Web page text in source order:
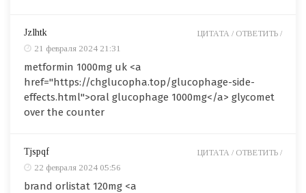
Jzlhtk
21 февраля 2024 21:31
metformin 1000mg uk <a
href="https://chglucopha.top/glucophage-side-
effects.html">oral glucophage 1000mg</a> glycomet
over the counter
ЦИТАТА / ОТВЕТИТЬ /
Tjspqf
22 февраля 2024 05:56
brand orlistat 120mg <a
ЦИТАТА / ОТВЕТИТЬ /